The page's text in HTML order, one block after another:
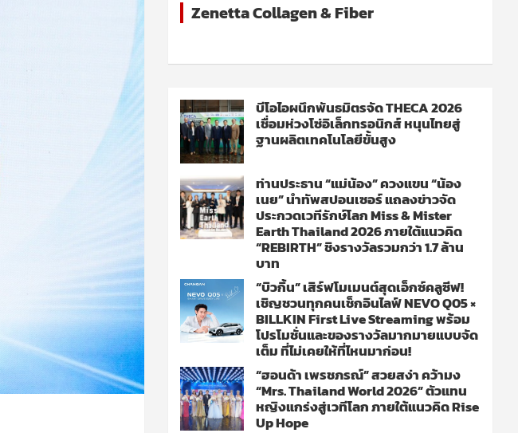
Zenetta Collagen & Fiber
บีโอไอผนึกพันธมิตรจัด THECA 2026
เชื่อมห่วงโซ่อิเล็กทรอนิกส์ หนุนไทยสู่
ฐานผลิตเทคโนโลยีขั้นสูง
ท่านประธาน “แม่น้อง” ควงแขน “น้อง
เนย” นำทัพสปอนเซอร์ แถลงข่าวจัด
ประกวดเวทีรักษ์โลก Miss & Mister
Earth Thailand 2026 ภายใต้แนวคิด
“REBIRTH” ชิงรางวัลรวมกว่า 1.7 ล้าน
บาท
“บิวกิ้น” เสิร์ฟโมเมนต์สุดเอ็กซ์คลูซีฟ!
เชิญชวนทุกคนเช็กอินไลฟ์ NEVO Q05 ×
BILLKIN First Live Streaming พร้อม
โปรโมชั่นและของรางวัลมากมายแบบจัด
เต็ม ที่ไม่เคยให้ที่ไหนมาก่อน!
“ฮอนด้า เพรชภรณ์” สวยสง่า คว้ามง
“Mrs. Thailand World 2026” ตัวแทน
หญิงแกร่งสู่เวทีโลก ภายใต้แนวคิด Rise
Up Hope